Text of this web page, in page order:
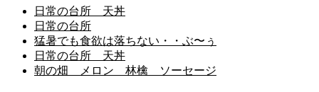
日常の台所 天丼
日常の台所
猛暑でも食欲は落ちない・・ぶ〜ぅ
日常の台所 天丼
朝の畑 メロン 林檎 ソーセージ